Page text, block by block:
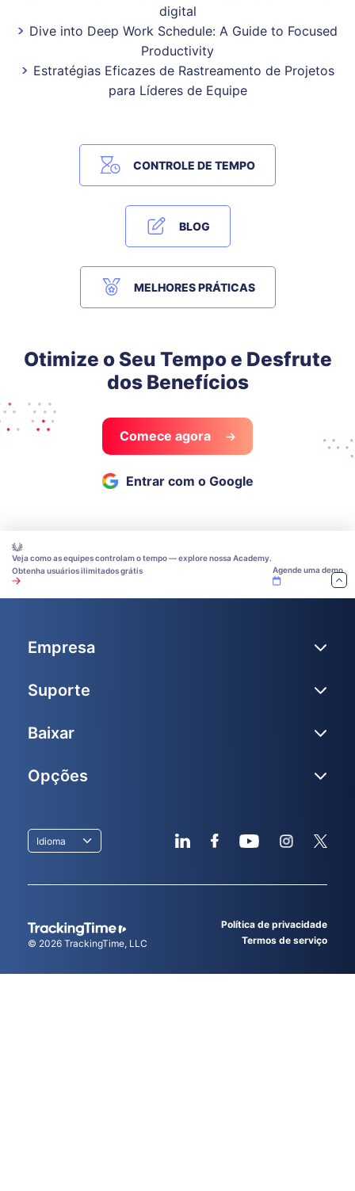
digital
Dive into Deep Work Schedule: A Guide to Focused
Productivity
Estratégias Eficazes de Rastreamento de Projetos
para Líderes de Equipe
CONTROLE DE TEMPO
BLOG
MELHORES PRÁTICAS
Otimize o Seu Tempo e Desfrute
dos Benefícios
Comece agora
Entrar com o Google
Veja como as equipes controlam o tempo — explore nossa Academy.
Obtenha usuários ilimitados grátis
Agende uma demo
© 2026 TrackingTime, LLC
Política de privacidade
Termos de serviço
Idioma
Empresa
Suporte
Baixar
Opções